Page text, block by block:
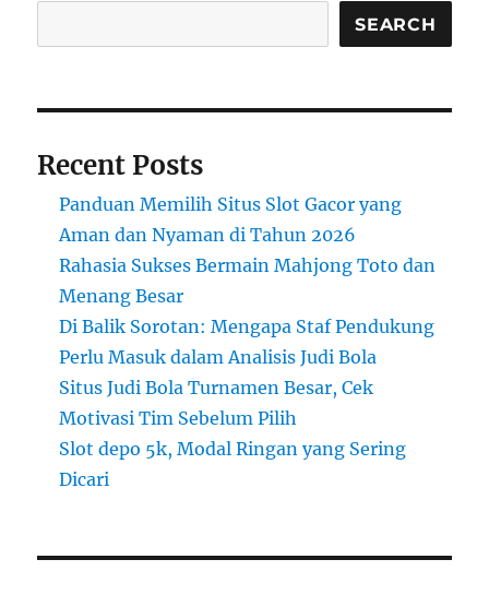
Arah
dan
Depan
SEARCH
Recent Posts
Panduan Memilih Situs Slot Gacor yang
Aman dan Nyaman di Tahun 2026
Rahasia Sukses Bermain Mahjong Toto dan
Menang Besar
Di Balik Sorotan: Mengapa Staf Pendukung
Perlu Masuk dalam Analisis Judi Bola
Situs Judi Bola Turnamen Besar, Cek
Motivasi Tim Sebelum Pilih
Slot depo 5k, Modal Ringan yang Sering
Dicari